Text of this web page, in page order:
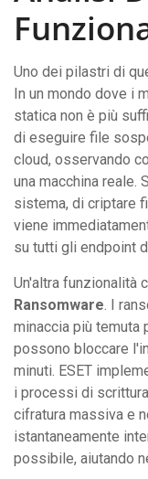
Uno dei pilastri di
In un mondo dove i
statica non è più
di eseguire file
cloud, osservando
una macchina
sistema, di criptare
viene
su tutti gli endpoint
Un'altra funzionalità
Ransomware. I
minaccia più temuta
possono bloccare
minuti. ESET
i processi di
cifratura massiva e
istantaneamente
possibile, aiutando